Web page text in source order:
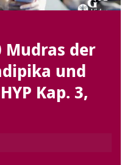
Mudras der
und
Kap. 3,